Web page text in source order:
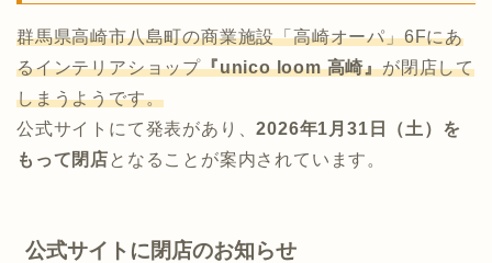
群馬県高崎市八島町の商業施設「高崎オーパ」6Fにあ
るインテリアショップ『unico loom 高崎』が閉店して
しまうようです。
公式サイトにて発表があり、2026年1月31日（土）を
もって閉店となることが案内されています。
公式サイトに閉店のお知らせ